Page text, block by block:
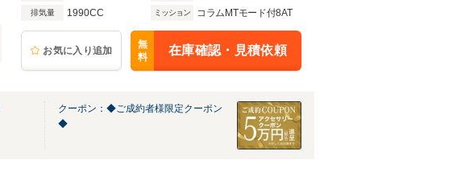
排気量 1990CC ミッション コラムMTモード付8AT
お気に入り追加
無
料
在庫確認・見積依頼
クーポン：◆ご成約者様限定クーポン
◆